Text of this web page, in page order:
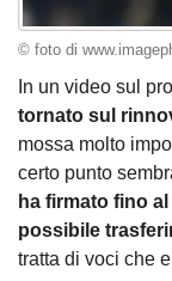
© foto di
In un video sul
tornato sul
mossa molto
certo punto
ha firmato fino
possibile
tratta di voci che